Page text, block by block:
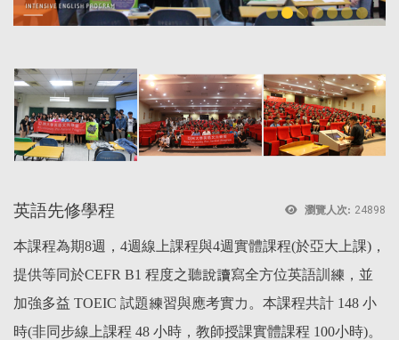
瀏覽人次: 24898
英語先修學程
本課程為期8週，4週線上課程與4週實體課程(於亞大上課)，
提供等同於CEFR B1 程度之聽說讀寫全方位英語訓練，並
加強多益 TOEIC 試題練習與應考實力。本課程共計 148 小
時(非同步線上課程 48 小時，教師授課實體課程 100小時)。